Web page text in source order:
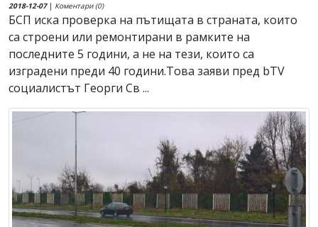
2018-12-07| Коментари (0)
БСП иска проверка на пътищата в страната, които
са строени или ремонтирани в рамките на
последните 5 години, а не на тези, които са
изградени преди 40 години.Това заяви пред bTV
социалистът Георги Св ...